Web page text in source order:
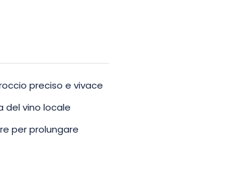
preciso e vivace
del vino locale
per prolungare